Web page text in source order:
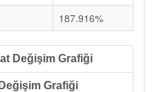
187.916%
Değişim Grafiği
Grafiği